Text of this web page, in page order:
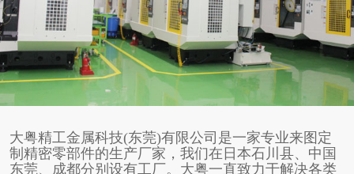
大粤精工金属科技(东莞)有限公司是一家专业来图定
制精密零部件的生产厂家，我们在日本石川县、中国
东莞、成都分别设有工厂。大粤一直致力于解决各类